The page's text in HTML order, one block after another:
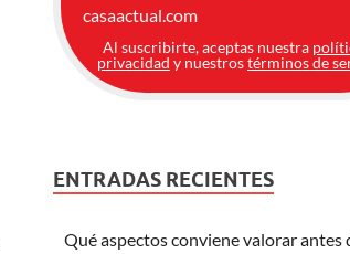
casaactual.com
Al suscribirte, aceptas nuestra
privacidad y nuestrostérminos de
ENTRADAS RECIENTES
Qué aspectos conviene valorar antes